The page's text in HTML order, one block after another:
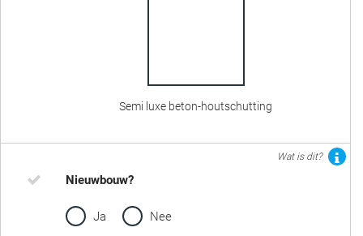
Semi luxe beton-houtschutting
Wat is dit?
Nieuwbouw?
Ja Nee